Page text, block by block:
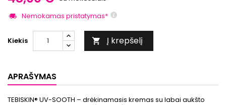
Nemokamas pristatymas*
Kiekis  Į krepšelį
APRAŠYMAS
TEBISKIN® UV-SOOTH – drėkinamasis kremas su labai aukšto